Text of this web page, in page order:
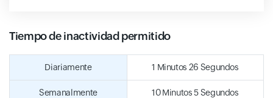
Tiempo de inactividad permitido
Diariamente 1 Minutos 26 Segundos
Semanalmente 10 Minutos 5 Segundos